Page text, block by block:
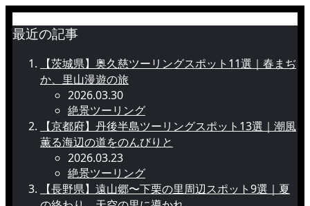
最近の記事
【茨城県】奥久慈ツーリングスポット11選｜春まぢ
か、里山漫遊の旅
2026.03.30
絶景ツーリング
【京都府】丹後半島ツーリングスポット13選｜潮風
薫る海辺の道をのんびりと
2026.03.23
絶景ツーリング
【長野県】遠山郷〜下栗の里周辺スポット9選｜夏